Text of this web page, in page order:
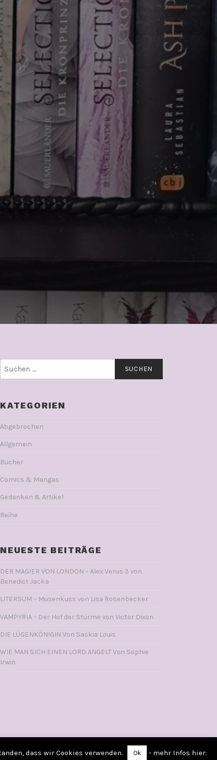
nach:
KATEGORIEN
Abgebrochen
Allgemein
Bücher
Comics & Mangas
Gedanken & Artikel
Reihe
NEUESTE BEITRÄGE
DER MAGIER VON LONDON – Alex Verus 3 von
Benedict Jacka
LITERSUM – Musenkuss von Lisa Rosenbecker
VAMPYRIA – Der Hof der Stürme von Victor Dixon
DIE LÜGENKÖNIGIN Von Saskia Louis
WIE MAN SICH EINEN LORD ANGELT Von Sophie
Irwin
dass wir Cookies verwenden. Ok - mehr Infos hier: